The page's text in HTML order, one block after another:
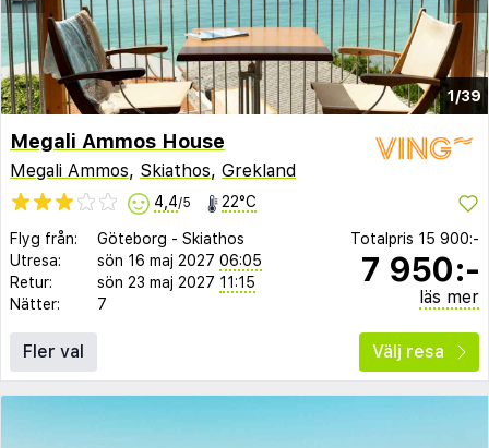
1/39
Megali Ammos House
Megali Ammos, Skiathos, Grekland
4,4/5 22°C
Flyg från: Göteborg - Skiathos
Utresa:
sön 16 maj 2027 06:05
Retur:
sön 23 maj 2027 11:15
Nätter:
7
Totalpris 15 900:-
7 950:-
läs mer
Fler val Välj resa